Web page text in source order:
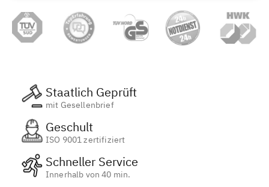
Staatlich Geprüft
mit Gesellenbrief
Geschult
ISO 9001 zertifiziert
Schneller Service
Innerhalb von 40 min.